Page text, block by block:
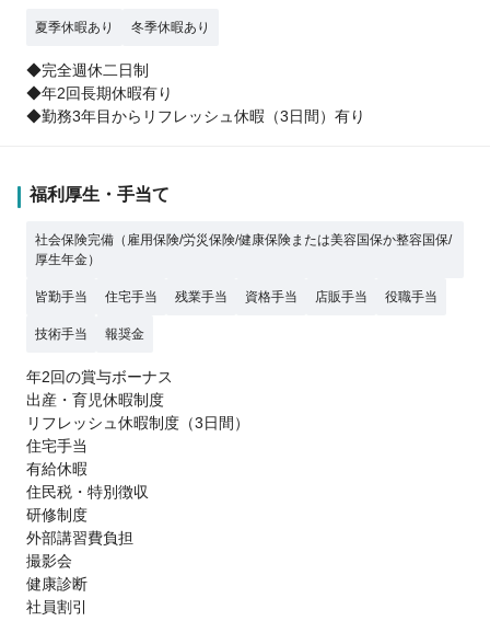
夏季休暇あり 冬季休暇あり
◆完全週休二日制
◆年2回長期休暇有り
◆勤務3年目からリフレッシュ休暇（3日間）有り
福利厚生・手当て
社会保険完備（雇用保険/労災保険/健康保険または美容国保か整容国保/
厚生年金）
皆勤手当 住宅手当 残業手当 資格手当 店販手当 役職手当
技術手当 報奨金
年2回の賞与ボーナス
出産・育児休暇制度
リフレッシュ休暇制度（3日間）
住宅手当
有給休暇
住民税・特別徴収
研修制度
外部講習費負担
撮影会
健康診断
社員割引